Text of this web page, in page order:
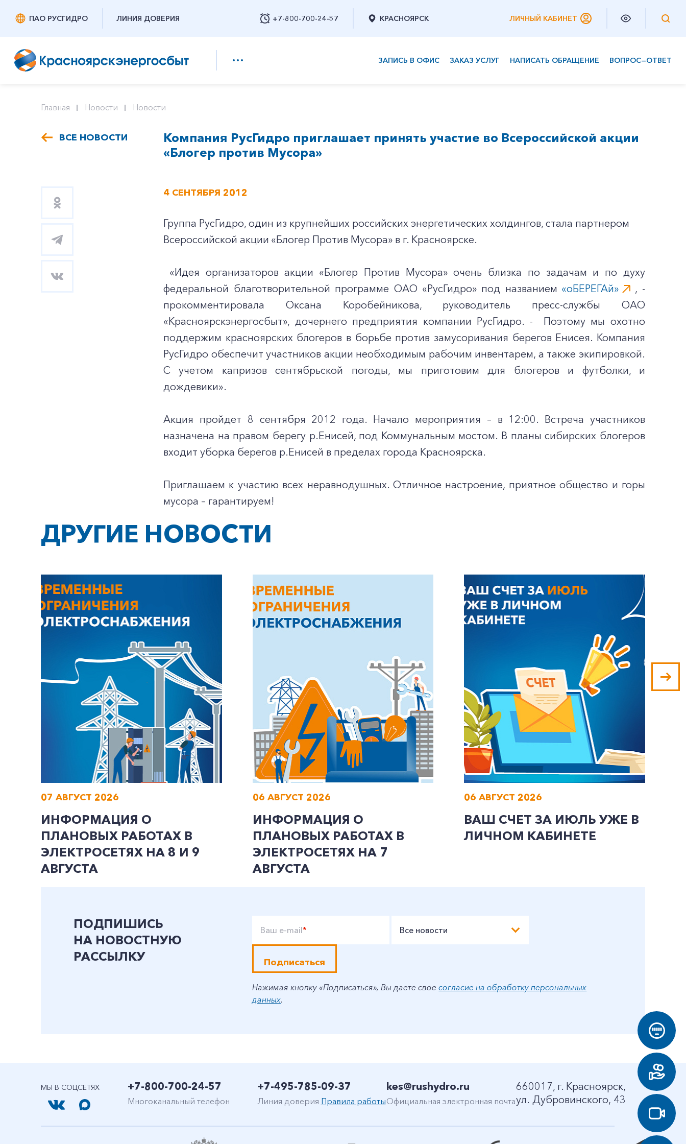
ПАО РУСГИДРО ЛИНИЯ ДОВЕРИЯ +7-800-700-24-57
Заказать обратный звонок
КРАСНОЯРСК ЛИЧНЫЙ КАБИНЕТ
ЗАПИСЬ В ОФИС ЗАКАЗ УСЛУГ НАПИСАТЬ ОБРАЩЕНИЕ ВОПРОС—ОТВЕТ
Заказать обратный звонок
Главная Новости Новости
ВСЕ НОВОСТИ
Компания РусГидро приглашает принять участие во Всероссийской акции
«Блогер против Мусора»
4 СЕНТЯБРЯ 2012
Группа РусГидро, один из крупнейших российских энергетических холдингов, стала партнером
Всероссийской акции «Блогер Против Мусора» в г. Красноярске.
«Идея организаторов акции «Блогер Против Мусора» очень близка по задачам и по духу
федеральной благотворительной программе ОАО «РусГидро» под названием «оБЕРЕГАй»
, -
прокомментировала Оксана Коробейникова, руководитель пресс-службы ОАО
«Красноярскэнергосбыт», дочернего предприятия компании РусГидро. - Поэтому мы охотно
поддержим красноярских блогеров в борьбе против замусоривания берегов Енисея. Компания
РусГидро обеспечит участников акции необходимым рабочим инвентарем, а также экипировкой.
С учетом капризов сентябрьской погоды, мы приготовим для блогеров и футболки, и
дождевики».
Акция пройдет 8 сентября 2012 года. Начало мероприятия – в 12:00. Встреча участников
назначена на правом берегу р.Енисей, под Коммунальным мостом. В планы сибирских блогеров
входит уборка берегов р.Енисей в пределах города Красноярска.
Приглашаем к участию всех неравнодушных. Отличное настроение, приятное общество и горы
мусора – гарантируем!
ДРУГИЕ НОВОСТИ
07 АВГУСТ 2026
ИНФОРМАЦИЯ О
ПЛАНОВЫХ РАБОТАХ В
ЭЛЕКТРОСЕТЯХ НА 8 И 9
АВГУСТА
06 АВГУСТ 2026
ИНФОРМАЦИЯ О
ПЛАНОВЫХ РАБОТАХ В
ЭЛЕКТРОСЕТЯХ НА 7
АВГУСТА
06 АВГУСТ 2026
ВАШ СЧЕТ ЗА ИЮЛЬ УЖЕ В
ЛИЧНОМ КАБИНЕТЕ
ПОДПИШИСЬ
НА НОВОСТНУЮ
РАССЫЛКУ
Ваш e-mail* Все новости
Подписаться
Нажимая кнопку «Подписаться», Вы даете своесогласие на обработку персональных
данных.
МЫ В СОЦСЕТЯХ +7-800-700-24-57
Многоканальный телефон
+7-495-785-09-37
Линия доверия Правила работы
kes@rushydro.ru
Официальная электронная почта
660017, г. Красноярск,
ул. Дубровинского, 43